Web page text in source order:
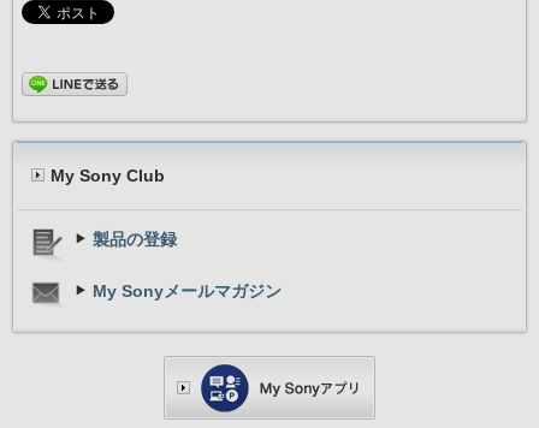
My Sony Club
製品の登録
My Sonyメールマガジン